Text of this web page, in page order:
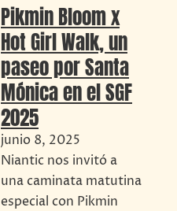
Pikmin Bloom x
Hot Girl Walk, un
paseo por Santa
Mónica en el SGF
2025
junio 8, 2025
Niantic nos invitó a
una caminata matutina
especial con Pikmin